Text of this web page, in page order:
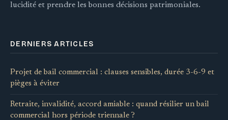
lucidité et prendre les bonnes décisions patrimoniales.
DERNIERS ARTICLES
Projet de bail commercial : clauses sensibles, durée 3-6-9 et
pièges à éviter
Retraite, invalidité, accord amiable : quand résilier un bail
commercial hors période triennale ?